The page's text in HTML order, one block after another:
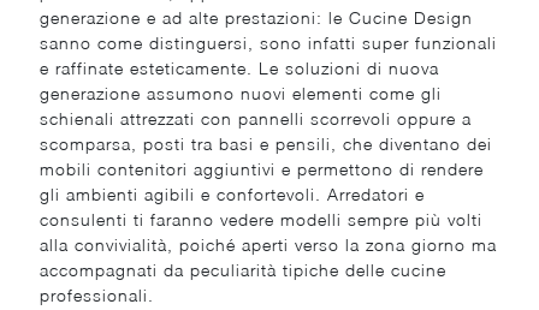
generazione e ad alte prestazioni: le Cucine Design
sanno come distinguersi, sono infatti super funzionali
e raffinate esteticamente. Le soluzioni di nuova
generazione assumono nuovi elementi come gli
schienali attrezzati con pannelli scorrevoli oppure a
scomparsa, posti tra basi e pensili, che diventano dei
mobili contenitori aggiuntivi e permettono di rendere
gli ambienti agibili e confortevoli. Arredatori e
consulenti ti faranno vedere modelli sempre più volti
alla convivialità, poiché aperti verso la zona giorno ma
accompagnati da peculiarità tipiche delle cucine
professionali.